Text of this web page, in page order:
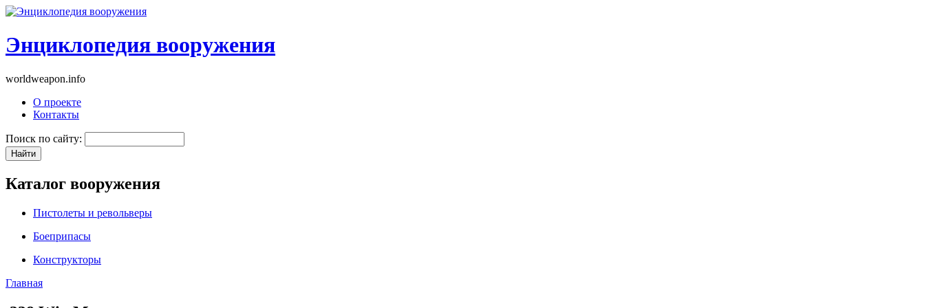
Энциклопедия вооружения
worldweapon.info
О проекте
Контакты
Поиск по сайту:
Каталог вооружения
Пистолеты и револьверы
Боеприпасы
Конструкторы
Главная